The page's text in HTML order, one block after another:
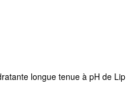
longue tenue à pH de Lip